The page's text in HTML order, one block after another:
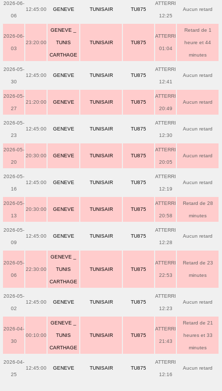
2026-06-
06
12:45:00 GENEVE TUNISAIR TU875
ATTERRI
12:25
Aucun retard
2026-06-
03
23:20:00
GENEVE _
TUNIS
CARTHAGE
TUNISAIR TU875
ATTERRI
01:04
Retard de 1
heure et 44
minutes
2026-05-
30
12:45:00 GENEVE TUNISAIR TU875
ATTERRI
12:41
Aucun retard
2026-05-
27
21:20:00 GENEVE TUNISAIR TU875
ATTERRI
20:49
Aucun retard
2026-05-
23
12:45:00 GENEVE TUNISAIR TU875
ATTERRI
12:30
Aucun retard
2026-05-
20
20:30:00 GENEVE TUNISAIR TU875
ATTERRI
20:05
Aucun retard
2026-05-
16
12:45:00 GENEVE TUNISAIR TU875
ATTERRI
12:19
Aucun retard
2026-05-
13
20:30:00 GENEVE TUNISAIR TU875
ATTERRI
20:58
Retard de 28
minutes
2026-05-
09
12:45:00 GENEVE TUNISAIR TU875
ATTERRI
12:28
Aucun retard
2026-05-
06
22:30:00
GENEVE _
TUNIS
CARTHAGE
TUNISAIR TU875
ATTERRI
22:53
Retard de 23
minutes
2026-05-
02
12:45:00 GENEVE TUNISAIR TU875
ATTERRI
12:23
Aucun retard
2026-04-
30
00:10:00
GENEVE _
TUNIS
CARTHAGE
TUNISAIR TU875
ATTERRI
21:43
Retard de 21
heures et 33
minutes
2026-04-
25
12:45:00 GENEVE TUNISAIR TU875
ATTERRI
12:16
Aucun retard